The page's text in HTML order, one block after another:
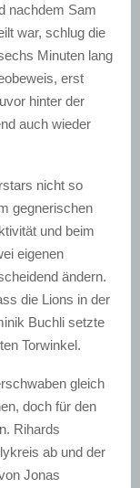
nachdem Sam
war, schlug die
Minuten lang
erst
hinter der
auch wieder
nicht so
gegnerischen
und beim
eigenen
ändern.
die Lions in der
Buchli setzte
Torwinkel.
gleich
doch für den
Rihards
ab und der
Jonas